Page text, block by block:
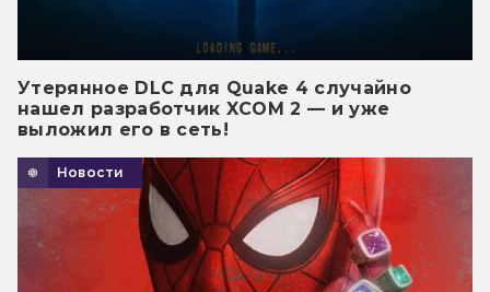
Утерянное DLC для Quake 4 случайно
нашел разработчик XCOM 2 — и уже
выложил его в сеть!
Новости